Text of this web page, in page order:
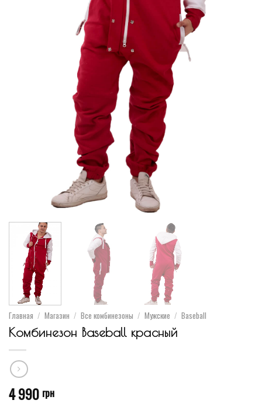
Главная / Магазин / Все комбинезоны / Мужские / Baseball
Комбинезон Baseball красный
4 990 грн